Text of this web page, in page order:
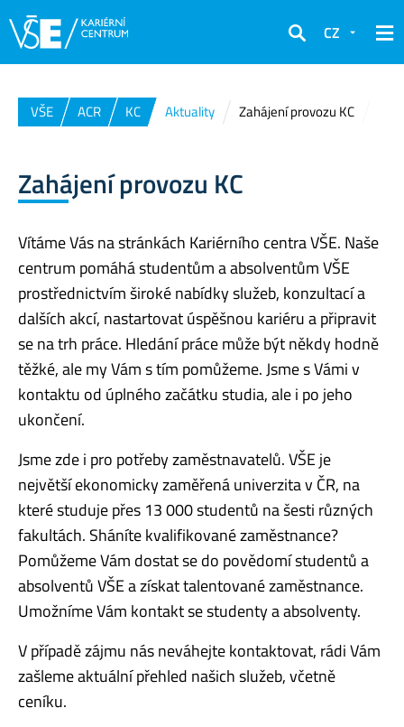
Hledat
CZ
VŠE ACR KC Aktuality Zahájení provozu KC
Zahájení provozu KC
Vítáme Vás na stránkách Kariérního centra VŠE. Naše
centrum pomáhá studentům a absolventům VŠE
prostřednictvím široké nabídky služeb, konzultací a
dalších akcí, nastartovat úspěšnou kariéru a připravit
se na trh práce. Hledání práce může být někdy hodně
těžké, ale my Vám s tím pomůžeme. Jsme s Vámi v
kontaktu od úplného začátku studia, ale i po jeho
ukončení.
Jsme zde i pro potřeby zaměstnavatelů. VŠE je
největší ekonomicky zaměřená univerzita v ČR, na
které studuje přes 13 000 studentů na šesti různých
fakultách. Sháníte kvalifikované zaměstnance?
Pomůžeme Vám dostat se do povědomí studentů a
absolventů VŠE a získat talentované zaměstnance.
Umožníme Vám kontakt se studenty a absolventy.
V případě zájmu nás neváhejte kontaktovat, rádi Vám
zašleme aktuální přehled našich služeb, včetně
ceníku.